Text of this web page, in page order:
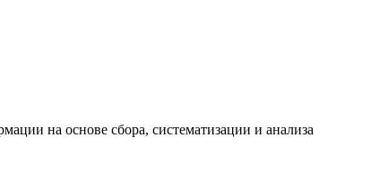
на основе сбора, систематизации и анализа